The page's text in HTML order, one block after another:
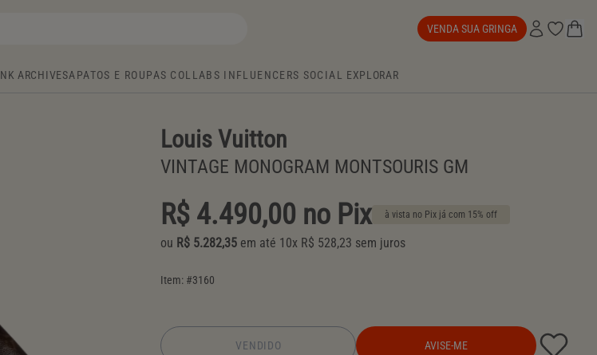
VENDA SUA GRINGA
NK ARCHIVESAPATOS E ROUPAS COLLABS INFLUENCERS SOCIAL EXPLORAR
Louis Vuitton
VINTAGE MONOGRAM MONTSOURIS GM
R$ 4.490,00 no Pix à vista no Pix já com 15% off
ou R$ 5.282,35 em até 10x R$ 528,23 sem juros
Item: #3160
VENDIDO
AVISE-ME